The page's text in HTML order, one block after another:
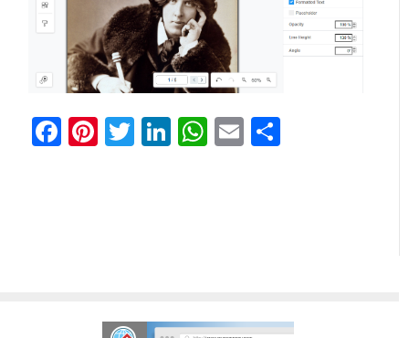
Facebook
Pinterest
Twitter
LinkedIn
WhatsApp
Email